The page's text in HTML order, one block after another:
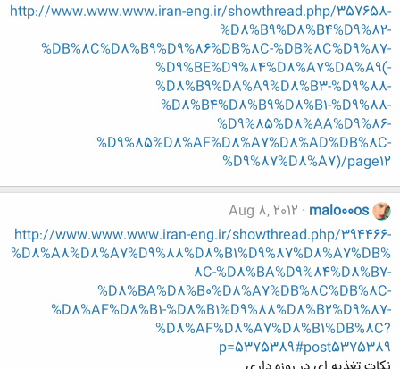
http://www.www.www.iran-eng.ir/showthread.php/357658-
%D8%B9%D8%B4%D9%82-
%DB%8C%D8%B9%D9%86%DB%8C-%DB%8C%D9%87-
%D9%BE%D9%84%D8%A7%DA%A9(-
%D8%B9%DA%A9%D8%B3-%D9%88-
%D8%B4%D8%B9%D8%B1-%D9%88-
%D9%85%D8%AA%D9%86-
%D9%85%D8%AF%D8%A7%D8%AD%DB%8C-
%D9%87%D8%A7)/page12
malo00os
Aug 8, 2012
http://www.www.www.iran-eng.ir/showthread.php/394466-
%D8%A8%D8%A7%D9%88%D8%B1%D9%87%D8%A7%DB%
8C-%D8%BA%D9%84%D8%B7-
%D8%BA%D8%B0%D8%A7%DB%8C%DB%8C-
%D8%AF%D8%B1-%D8%B1%D9%88%D8%B2%D9%87-
%D8%AF%D8%A7%D8%B1%DB%8C?
p=5375389#post5375389